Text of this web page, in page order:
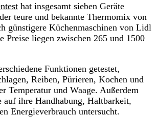
hat insgesamt sieben Geräte
teure und bekannte Thermomix von
günstigere Küchenmaschinen von Lidl
Preise liegen zwischen 265 und 1500
Funktionen getestet,
Reiben, Pürieren, Kochen und
Temperatur und Waage. Außerdem
auf ihre Handhabung, Haltbarkeit,
Energieverbrauch untersucht.